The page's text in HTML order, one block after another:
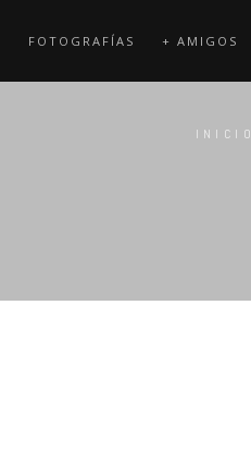
FOTOGRAFÍAS + AMIGOS
INICIO